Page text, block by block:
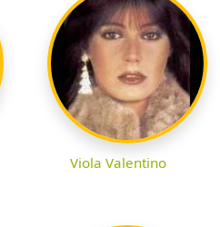
Viola Valentino